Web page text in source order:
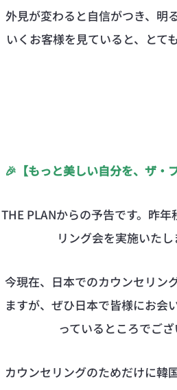
外見が変わると自信がつき、明
いくお客様を見ていると、とて
🎉【もっと美しい自分を、ザ・
THE PLANからの予告です。昨
リング会を実施いたし
今現在、日本でのカウンセリン
ますが、ぜひ日本で皆様にお会
っているところでござ
カウンセリングのためだけに韓